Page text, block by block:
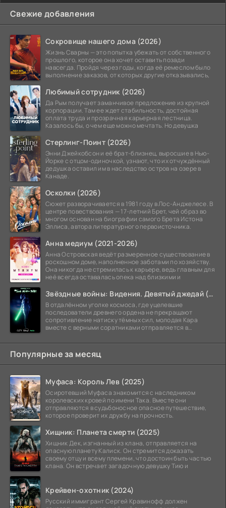
Свежие добавления
Сокровище нашего дома (2026)
Жизнь Сварны — это попытка убежать от собственного
прошлого, которое она хочет оставить позади
навсегда. Пройдя через годы, когда её ремеслом было
выполнение заказов, от которых другие отказывались,
Любимый сотрудник (2026)
Да Рым получает заманчивое предложение из крупной
корпорации. Там ее ждет стабильность, достойная
оплата труда и прозрачная карьерная лестница.
Казалось бы, о чем еще можно мечтать. Но девушка
Стерлинг-Поинт (2026)
Энни Джейкобсон и её брат-близнец, выросшие в Нью-
Йорке с отцом-одиночкой, узнают, что их отчуждённый
дедушка оставил им в наследство остров на озере в
Канаде.
Осколки (2026)
Сюжет разворачивается в 1981 году в Лос-Анджелесе. В
центре повествования — 17-летний Брет, чей образ во
многом основан на биографии самого Брета Истона
Эллиса, автора литературного первоисточника.
Анна медиум (2021-2026)
Анна Островская ведёт размеренное существование в
роскошном доме, наполненное заботами по хозяйству.
Она никогда не стремилась к карьере, ведь главным для
неё всегда оставалась опека над близкими и
Звёздные войны: Видения. Девятый джедай (2026)
В отдалённом уголке космоса, где уцелевшие
последователи древнего ордена не прекращают
сопротивление натиску тёмных сил, молодая Кара
вместе с верными соратниками отправляется в
Популярные за месяц
Муфаса: Король Лев (2025)
Осиротевший Муфаса знакомится с наследником
королевских кровей по имени Така. Вместе они
отправляются в судьбоносное опасное путешествие,
которое проверит их дружбу на прочность.
Хищник: Планета смерти (2025)
Хищник Дек, изгнанный из клана, отправляется на
опасную планету Калиск. Он стремится доказать
своему отцу и всему племени, что достоин быть частью
клана. Он встречает загадочную девушку Тию и
Крейвен-охотник (2024)
Русский иммигрант Сергей Кравинофф должен